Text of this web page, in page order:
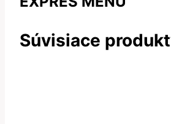
Súvisiace